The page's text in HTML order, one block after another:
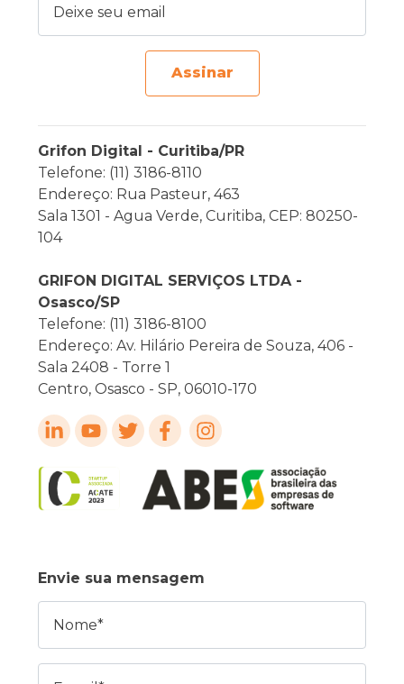
Assinar
Grifon Digital - Curitiba/PR
Telefone: (11) 3186-8110
Endereço: Rua Pasteur, 463
Sala 1301 - Agua Verde, Curitiba, CEP: 80250-
104
GRIFON DIGITAL SERVIÇOS LTDA -
Osasco/SP
Telefone: (11) 3186-8100
Endereço: Av. Hilário Pereira de Souza, 406 -
Sala 2408 - Torre 1
Centro, Osasco - SP, 06010-170
Envie sua mensagem